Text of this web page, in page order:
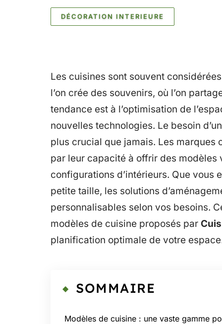
DÉCORATION INTERIEURE
Les cuisines sont souvent
l’on crée des souvenirs, où l’on
tendance est à l’optimisation de
nouvelles technologies. Le besoin
plus crucial que jamais. Les marques
par leur capacité à offrir des modèles
configurations d’intérieurs. Que vous
petite taille, les solutions
personnalisables selon vos besoins.
modèles de cuisine proposés par
planification optimale de votre
SOMMAIRE
Modèles de cuisine : une vaste gamme